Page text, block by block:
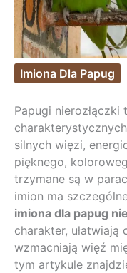
Imiona Dla Papug
Papugi
silnych więzi,
pięknego,
trzymane są w
imion ma
imiona dla papug
charakter, ułatwiają
wzmacniają więź
tym artykule